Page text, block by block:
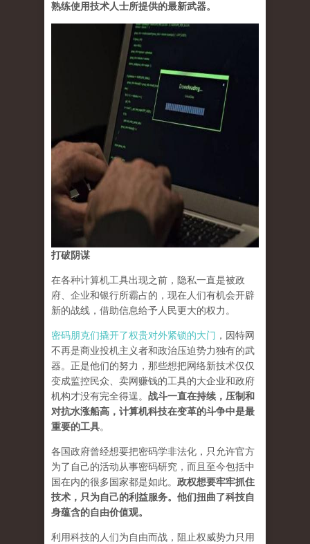
熟练使用技术人士所提供的最新武器。
打破阴谋
在各种计算机工具出现之前，隐私一直是被政
府、企业和银行所霸占的，现在人们有机会开辟
新的战线，借助信息给予人民更大的权力。
密码朋克们撬开了权贵对外紧锁的大门 ，因特网
不再是商业投机主义者和政治压迫势力独有的武
器。正是他们的努力，那些想把网络新技术仅仅
变成监控民众、卖网赚钱的工具的大企业和政府
机构才没有完全得逞。 战斗一直在持续，压制和
对抗水涨船高，计算机科技在变革的斗争中是最
重要的工具。
各国政府曾经想要把密码学非法化，只允许官方
为了自己的活动从事密码研究，而且至今包括中
国在内的很多国家都是如此。 政权想要牢牢抓住
技术，只为自己的利益服务。他们扭曲了科技自
身蕴含的自由价值观。
利用科技的人们为自由而战，阻止权威势力只用